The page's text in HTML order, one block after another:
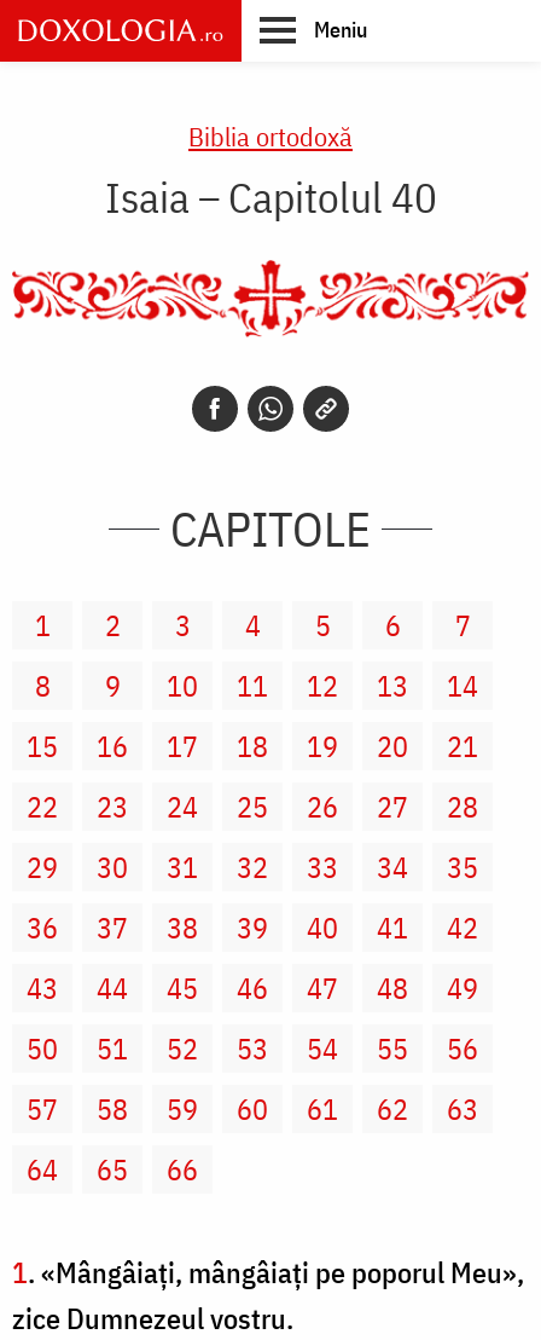
Skip
to
main
Meniu
Biblia ortodoxă
Isaia – Capitolul 40
CAPITOLE
1 2 3 4 5 6
7
8
9 10 11 12 13
14
15
16 17 18 19 20
21
22
23 24 25 26 27
28
29
30 31 32 33 34
35
36
37 38 39 40 41
42
43
44 45 46 47 48
49
50
51 52 53 54 55
56
57
58 59 60 61 62
63
64
65 66
1. «Mângâiaţi, mângâiaţi pe poporul Meu»,
zice Dumnezeul vostru.